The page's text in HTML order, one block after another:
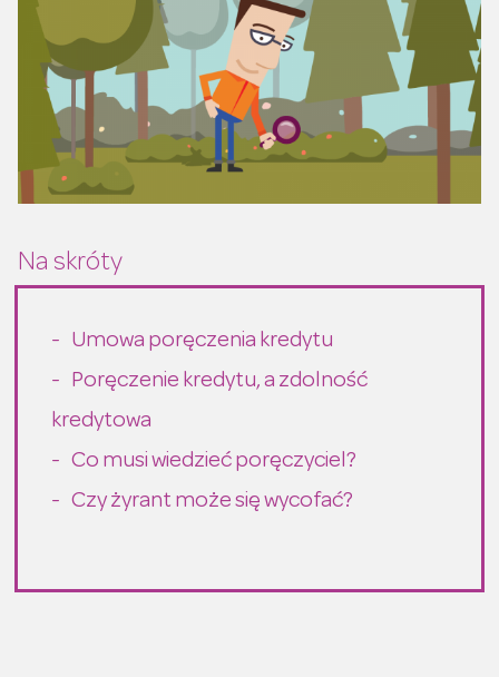
Umowa poręczenia kredytu
Poręczenie kredytu, a zdolność
kredytowa
Co musi wiedzieć poręczyciel?
Czy żyrant może się wycofać?